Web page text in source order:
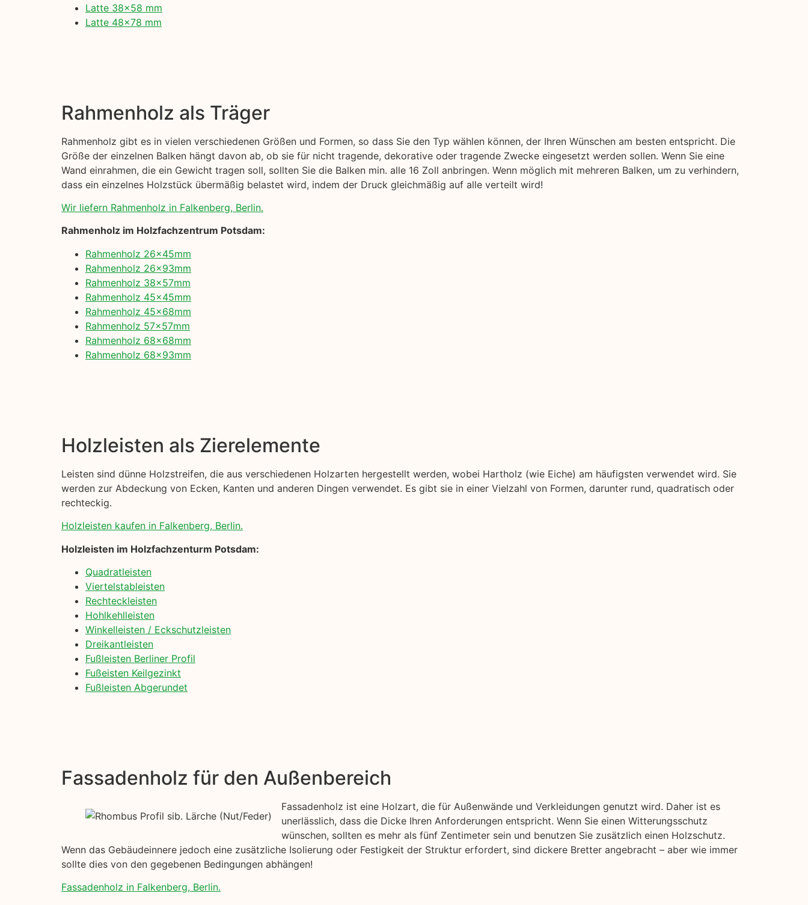
Latte 38×58 mm
Latte 48×78 mm
Rahmenholz als Träger
Rahmenholz gibt es in vielen verschiedenen Größen und Formen, so dass Sie den Typ wählen können, der Ihren Wünschen am besten entspricht. Die
Größe der einzelnen Balken hängt davon ab, ob sie für nicht tragende, dekorative oder tragende Zwecke eingesetzt werden sollen. Wenn Sie eine
Wand einrahmen, die ein Gewicht tragen soll, sollten Sie die Balken min. alle 16 Zoll anbringen. Wenn möglich mit mehreren Balken, um zu verhindern,
dass ein einzelnes Holzstück übermäßig belastet wird, indem der Druck gleichmäßig auf alle verteilt wird!
Wir liefern Rahmenholz in Falkenberg, Berlin.
Rahmenholz im Holzfachzentrum Potsdam:
Rahmenholz 26x45mm
Rahmenholz 26x93mm
Rahmenholz 38x57mm
Rahmenholz 45x45mm
Rahmenholz 45x68mm
Rahmenholz 57x57mm
Rahmenholz 68x68mm
Rahmenholz 68x93mm
Holzleisten als Zierelemente
Leisten sind dünne Holzstreifen, die aus verschiedenen Holzarten hergestellt werden, wobei Hartholz (wie Eiche) am häufigsten verwendet wird. Sie
werden zur Abdeckung von Ecken, Kanten und anderen Dingen verwendet. Es gibt sie in einer Vielzahl von Formen, darunter rund, quadratisch oder
rechteckig.
Holzleisten kaufen in Falkenberg, Berlin.
Holzleisten im Holzfachzenturm Potsdam:
Quadratleisten
Viertelstableisten
Rechteckleisten
Hohlkehlleisten
Winkelleisten / Eckschutzleisten
Dreikantleisten
Fußleisten Berliner Profil
Fußeisten Keilgezinkt
Fußleisten Abgerundet
Fassadenholz für den Außenbereich
Fassadenholz ist eine Holzart, die für Außenwände und Verkleidungen genutzt wird. Daher ist es
unerlässlich, dass die Dicke Ihren Anforderungen entspricht. Wenn Sie einen Witterungsschutz
wünschen, sollten es mehr als fünf Zentimeter sein und benutzen Sie zusätzlich einen Holzschutz.
Wenn das Gebäudeinnere jedoch eine zusätzliche Isolierung oder Festigkeit der Struktur erfordert, sind dickere Bretter angebracht – aber wie immer
sollte dies von den gegebenen Bedingungen abhängen!
Fassadenholz in Falkenberg, Berlin.